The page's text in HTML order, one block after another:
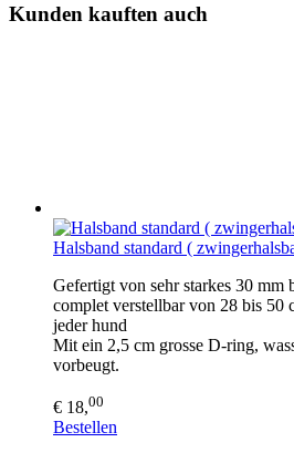
Kunden kauften auch
Halsband standard (
Gefertigt von sehr starkes 30 mm
complet verstellbar von 28 bis 50
jeder hund
Mit ein 2,5 cm grosse D-ring,
vorbeugt.
€ 18,00
Bestellen